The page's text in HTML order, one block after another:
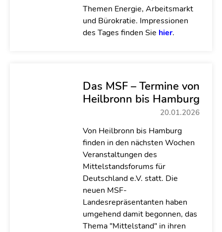
Themen Energie, Arbeitsmarkt
und Bürokratie. Impressionen
des Tages finden Sie hier.
Das MSF – Termine von
Heilbronn bis Hamburg
20.01.2026
Von Heilbronn bis Hamburg
finden in den nächsten Wochen
Veranstaltungen des
Mittelstandsforums für
Deutschland e.V. statt. Die
neuen MSF-
Landesrepräsentanten haben
umgehend damit begonnen, das
Thema "Mittelstand" in ihren